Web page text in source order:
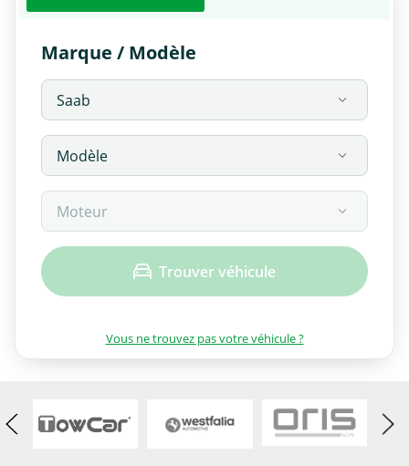
Marque / Modèle
Trouver véhicule
Vous ne trouvez pas votre véhicule ?